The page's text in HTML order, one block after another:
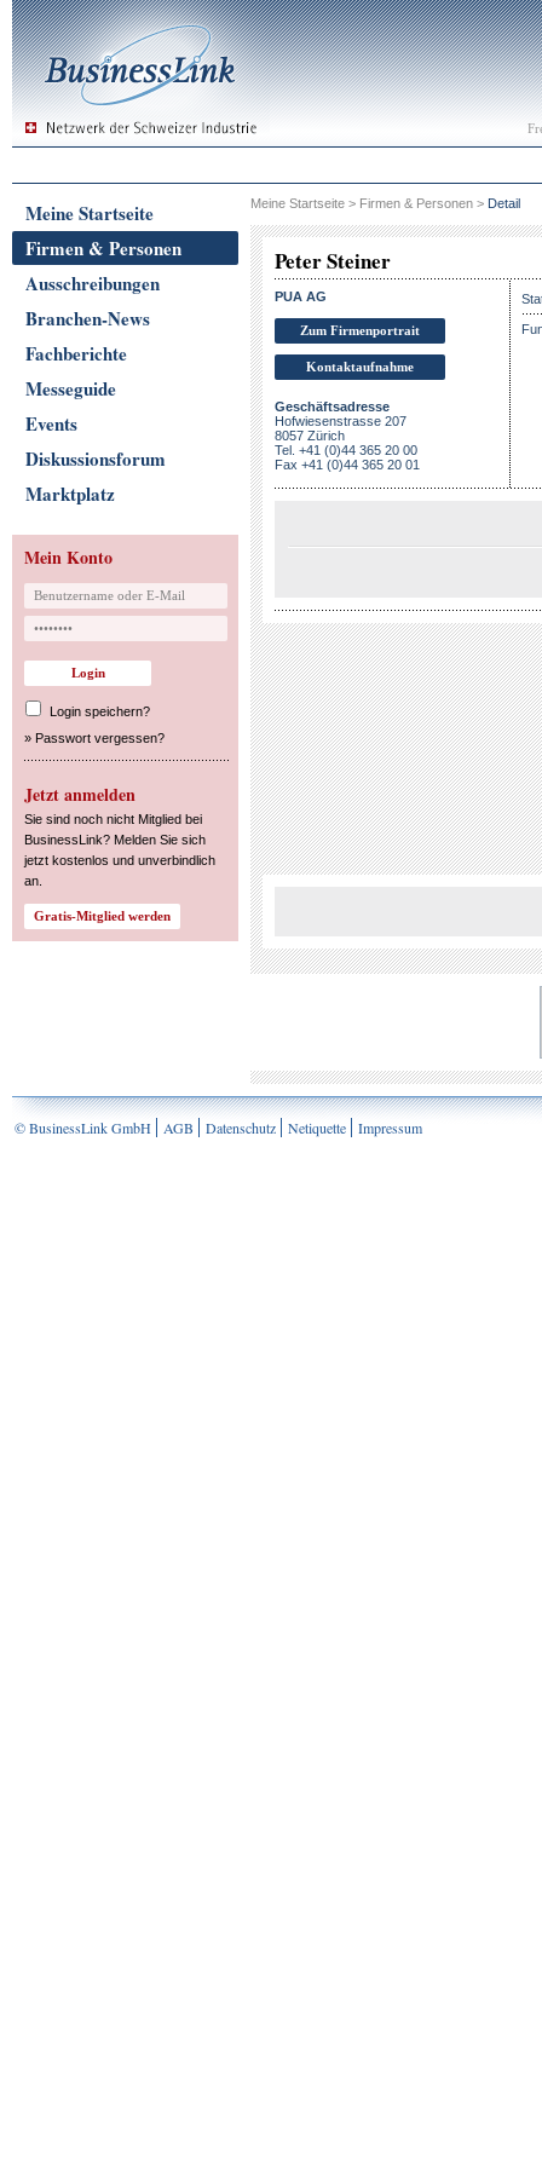
Meine Startseite
Firmen & Personen
Ausschreibungen
Branchen-News
Fachberichte
Messeguide
Events
Diskussionsforum
Marktplatz
Mein Konto
Login speichern?
» Passwort vergessen?
Jetzt anmelden
Sie sind noch nicht Mitglied bei
BusinessLink? Melden Sie sich
jetzt kostenlos und unverbindlich
an.
Meine Startseite > Firmen & Personen > Detail
Peter Steiner
PUA AG
Zum Firmenportrait
Kontaktaufnahme
Geschäftsadresse
Hofwiesenstrasse 207
8057 Zürich
Tel. +41 (0)44 365 20 00
Fax +41 (0)44 365 20 01
© BusinessLink GmbH AGB Datenschutz Netiquette Impressum